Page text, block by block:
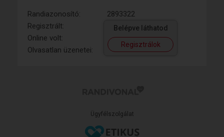
Randiazonosító:
2893322
Regisztrált:
Online volt:
Olvasatlan üzenetei:
Belépve láthatod
Regisztrálok
Ügyfélszolgálat